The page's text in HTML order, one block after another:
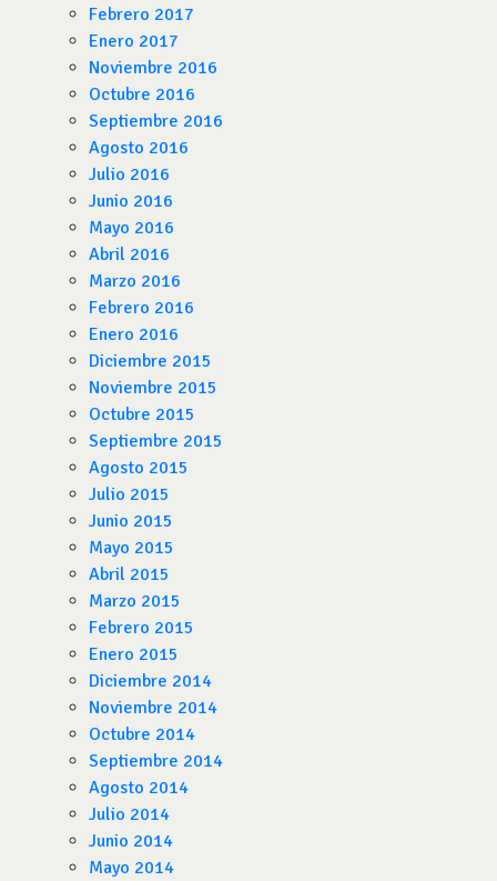
Febrero 2017
Enero 2017
Noviembre 2016
Octubre 2016
Septiembre 2016
Agosto 2016
Julio 2016
Junio 2016
Mayo 2016
Abril 2016
Marzo 2016
Febrero 2016
Enero 2016
Diciembre 2015
Noviembre 2015
Octubre 2015
Septiembre 2015
Agosto 2015
Julio 2015
Junio 2015
Mayo 2015
Abril 2015
Marzo 2015
Febrero 2015
Enero 2015
Diciembre 2014
Noviembre 2014
Octubre 2014
Septiembre 2014
Agosto 2014
Julio 2014
Junio 2014
Mayo 2014